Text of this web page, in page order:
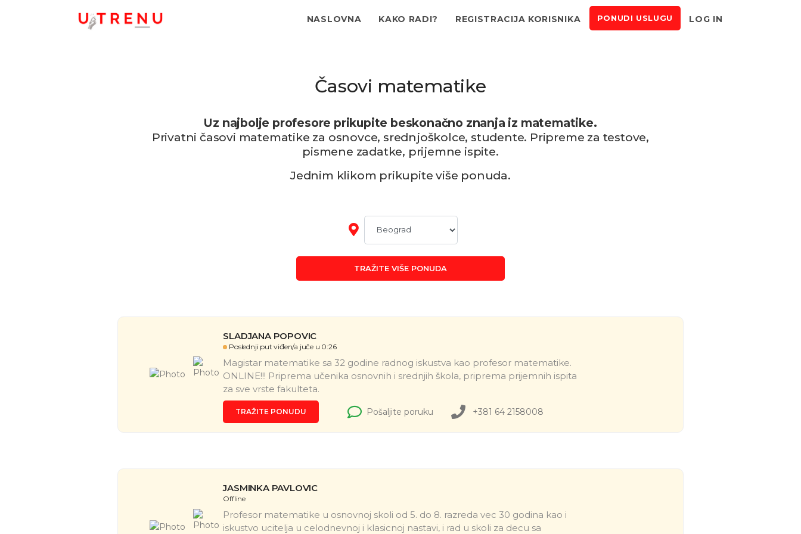
NASLOVNA KAKO RADI? REGISTRACIJA KORISNIKA PONUDI USLUGU LOG IN
Časovi matematike
Uz najbolje profesore prikupite beskonačno znanja iz matematike.
Privatni časovi matematike za osnovce, srednjoškolce, studente. Pripreme za testove,
pismene zadatke, prijemne ispite.
Jednim klikom prikupite više ponuda.
TRAŽITE VIŠE PONUDA
SLADJANA POPOVIC
Poslednji put viđen/a juče u 0:26
Magistar matematike sa 32 godine radnog iskustva kao profesor matematike.
ONLINE!!! Priprema učenika osnovnih i srednjih škola, priprema prijemnih ispita
za sve vrste fakulteta.
TRAŽITE PONUDU +381 64 2158008
JASMINKA PAVLOVIC
Offline
Profesor matematike u osnovnoj skoli od 5. do 8. razreda vec 30 godina kao i
iskustvo ucitelja u celodnevnoj i klasicnoj nastavi, i rad u skoli za decu sa